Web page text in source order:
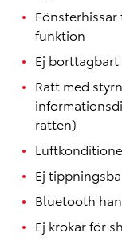
funktion
Ej
Ratt med
ratten)
Ej
Bluetooth
Ej krokar för